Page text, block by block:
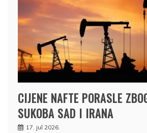
CIJENE NAFTE PORASLE
SUKOBA SAD I IRANA
17. jul 2026.